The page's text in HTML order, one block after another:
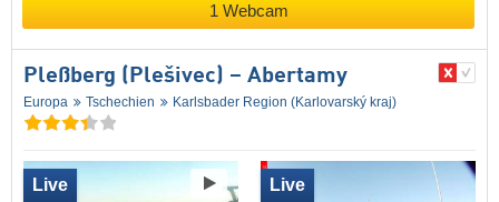
1 Webcam
Pleßberg (Plešivec) – Abertamy
Europa Tschechien Karlsbader Region (Karlovarský kraj)
Live Live